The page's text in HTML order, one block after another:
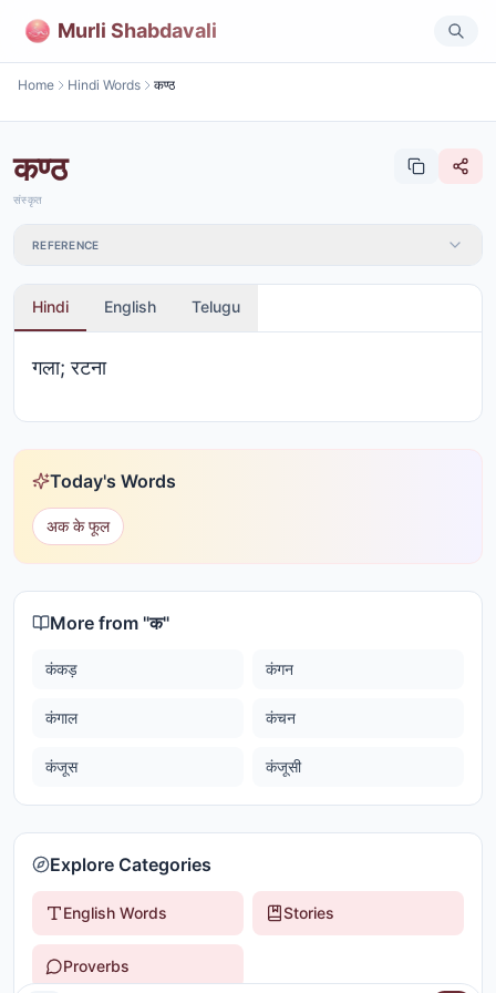
Murli Shabdavali
Home Hindi Words कण्ठ
कण्ठ
संस्कृत
REFERENCE
Hindi English Telugu
गला; रटना
Today's Words
अक के फूल
More from "क"
कंकड़ कंगन
कंगाल कंचन
कंजूस कंजूसी
Explore Categories
English Words Stories
Proverbs